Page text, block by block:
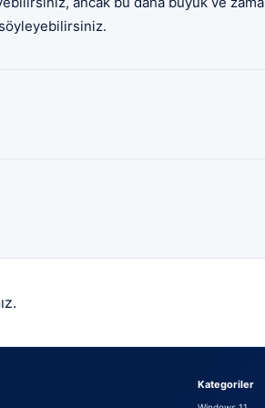
Kategoriler